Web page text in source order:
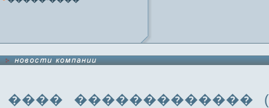
���� �������������